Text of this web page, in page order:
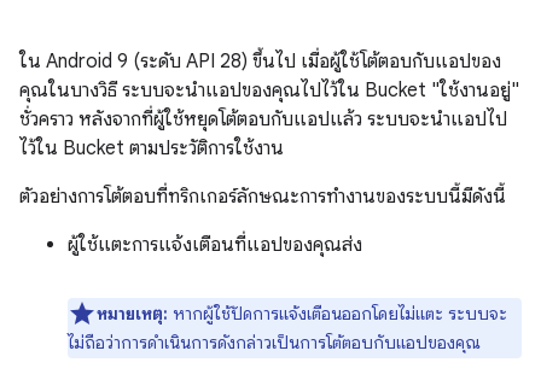
ใน Android 9 (ระดับ API 28) ขึ้นไป เมื่อผู้ใช้โต้ตอบกับแอปของ
คุณในบางวิธี ระบบจะนำแอปของคุณไปไว้ใน Bucket "ใช้งานอยู่"
ชั่วคราว หลังจากที่ผู้ใช้หยุดโต้ตอบกับแอปแล้ว ระบบจะนำแอปไป
ไว้ใน Bucket ตามประวัติการใช้งาน
ตัวอย่างการโต้ตอบที่ทริกเกอร์ลักษณะการทำงานของระบบนี้มีดังนี้
ผู้ใช้แตะการแจ้งเตือนที่แอปของคุณส่ง
หมายเหตุ: หากผู้ใช้ปัดการแจ้งเตือนออกโดยไม่แตะ ระบบจะ
ไม่ถือว่าการดำเนินการดังกล่าวเป็นการโต้ตอบกับแอปของคุณ